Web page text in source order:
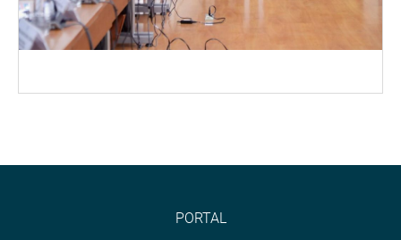
PORTAL